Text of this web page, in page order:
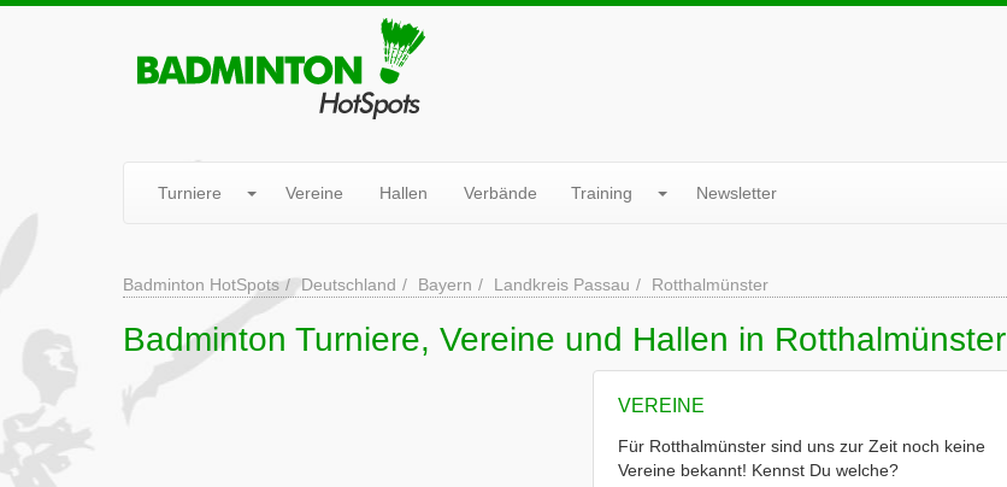
Turniere Vereine Hallen Verbände Training Newsletter
Badminton HotSpots Deutschland Bayern Landkreis Passau Rotthalmünster
Badminton Turniere, Vereine und Hallen in Rotthalmünster
VEREINE
Für Rotthalmünster sind uns zur Zeit noch keine
Vereine bekannt! Kennst Du welche?